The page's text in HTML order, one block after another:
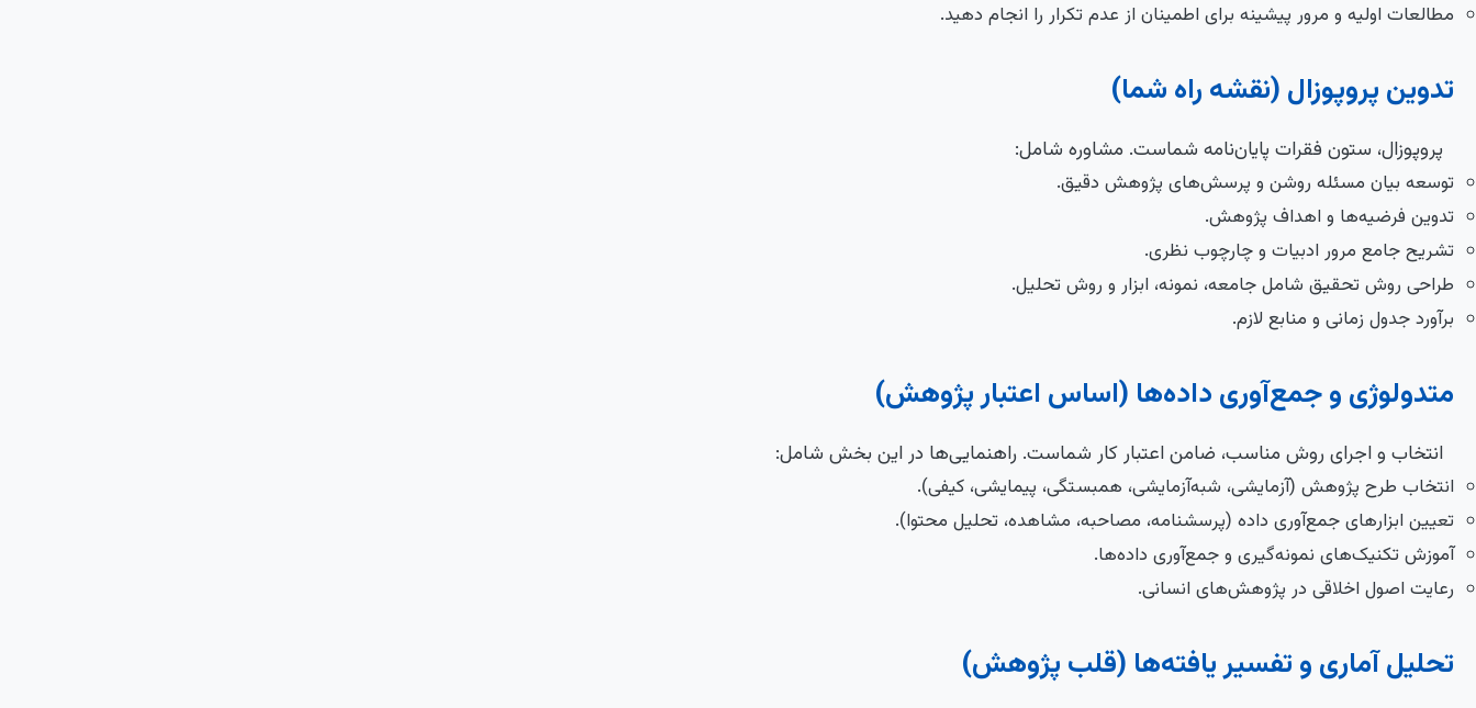
مطالعات اولیه و مرور پیشینه برای اطمینان از عدم تکرار را انجام دهید.
تدوین پروپوزال (نقشه راه شما)
پروپوزال، ستون فقرات پایان‌نامه شماست. مشاوره شامل:
توسعه بیان مسئله روشن و پرسش‌های پژوهش دقیق.
تدوین فرضیه‌ها و اهداف پژوهش.
تشریح جامع مرور ادبیات و چارچوب نظری.
طراحی روش تحقیق شامل جامعه، نمونه، ابزار و روش تحلیل.
برآورد جدول زمانی و منابع لازم.
متدولوژی و جمع‌آوری داده‌ها (اساس اعتبار پژوهش)
انتخاب و اجرای روش مناسب، ضامن اعتبار کار شماست. راهنمایی‌ها در این بخش شامل:
انتخاب طرح پژوهش (آزمایشی، شبه‌آزمایشی، همبستگی، پیمایشی، کیفی).
تعیین ابزارهای جمع‌آوری داده (پرسشنامه، مصاحبه، مشاهده، تحلیل محتوا).
آموزش تکنیک‌های نمونه‌گیری و جمع‌آوری داده‌ها.
رعایت اصول اخلاقی در پژوهش‌های انسانی.
تحلیل آماری و تفسیر یافته‌ها (قلب پژوهش)